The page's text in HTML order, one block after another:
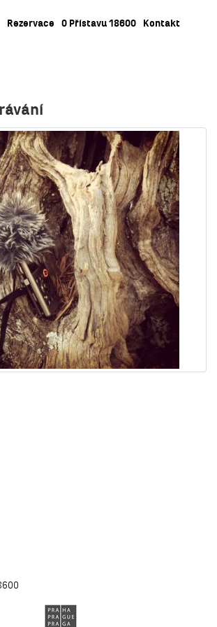
Rezervace O Přístavu 18600 Kontakt